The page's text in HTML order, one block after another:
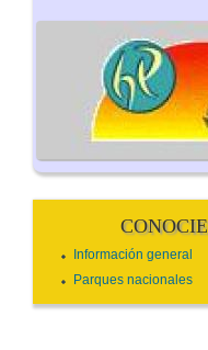
Información general
Parques nacionales